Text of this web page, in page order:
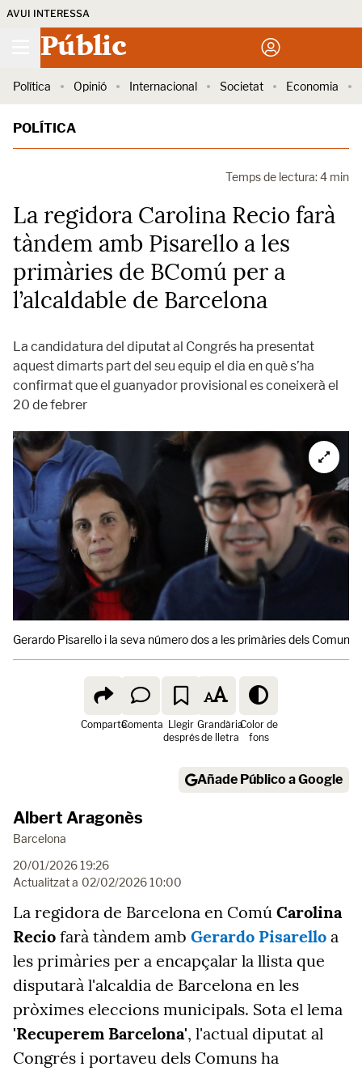
AVUI INTERESSA
Públic
Política Opinió Internacional Societat Economia
POLÍTICA
Temps de lectura: 4 min
La regidora Carolina Recio farà
tàndem amb Pisarello a les
primàries de BComú per a
l’alcaldable de Barcelona
La candidatura del diputat al Congrés ha presentat
aquest dimarts part del seu equip el dia en què s’ha
confirmat que el guanyador provisional es coneixerà el
20 de febrer
Gerardo Pisarello i la seva número dos a les primàries dels
ComparteComenta Llegir
després
Grandària
de lletra
Color de
fons
Añade Público a Google
Albert Aragonès
Barcelona
20/01/2026 19:26
Actualitzat a 02/02/2026 10:00
La regidora de Barcelona en Comú Carolina
Recio farà tàndem amb Gerardo Pisarello a
les primàries per a encapçalar la llista que
disputarà l'alcaldia de Barcelona en les
pròximes eleccions municipals. Sota el lema
'Recuperem Barcelona', l'actual diputat al
Congrés i portaveu dels Comuns ha